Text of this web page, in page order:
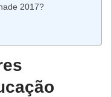
2017?